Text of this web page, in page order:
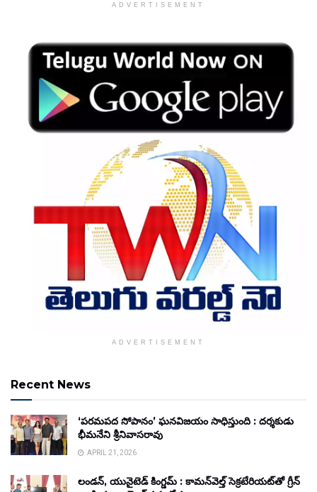
ADVERTISEMENT
ADVERTISEMENT
Recent News
‘పరమపద సోపానం’ ఘనవిజయం సాధిస్తుంది : దర్శకుడు
భీమనేని శ్రీనివాసరావు
APRIL 21, 2026
లండన్, యునైటెడ్ కింగ్డమ్ : కామన్‌వెల్త్ సెక్రటేరియట్‌తో గ్రీన్